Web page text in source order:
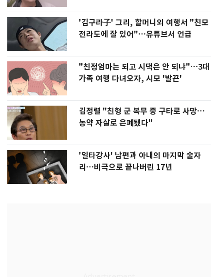
'김구라子' 그리, 할머니외 여행서 "친모
전라도에 잘 있어"…유튜브서 언급
"친정엄마는 되고 시댁은 안 되냐"…3대
가족 여행 다녀오자, 시모 '발끈'
김정렬 "친형 군 복무 중 구타로 사망…
농약 자살로 은폐됐다"
'일타강사' 남편과 아내의 마지막 술자
리…비극으로 끝나버린 17년